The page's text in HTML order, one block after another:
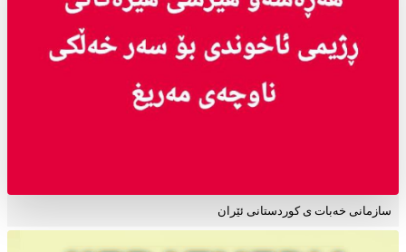
سازمانی خەبات ی کوردستانی ئێران